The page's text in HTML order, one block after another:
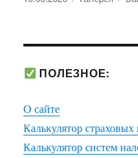
ПОЛЕЗНОЕ:
О сайте
Калькулятор страховых
Калькулятор систем